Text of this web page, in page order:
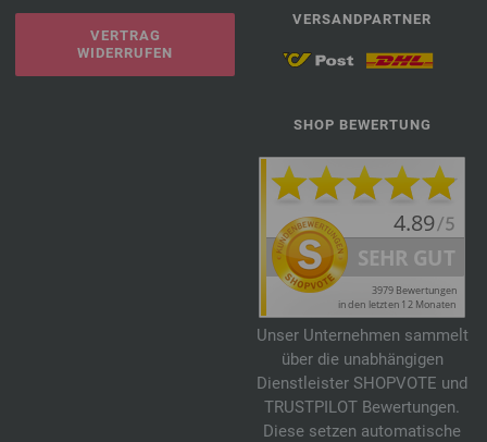
VERTRAG
WIDERRUFEN
VERSANDPARTNER
SHOP BEWERTUNG
Unser Unternehmen sammelt
über die unabhängigen
Dienstleister SHOPVOTE und
TRUSTPILOT Bewertungen.
Diese setzen automatische